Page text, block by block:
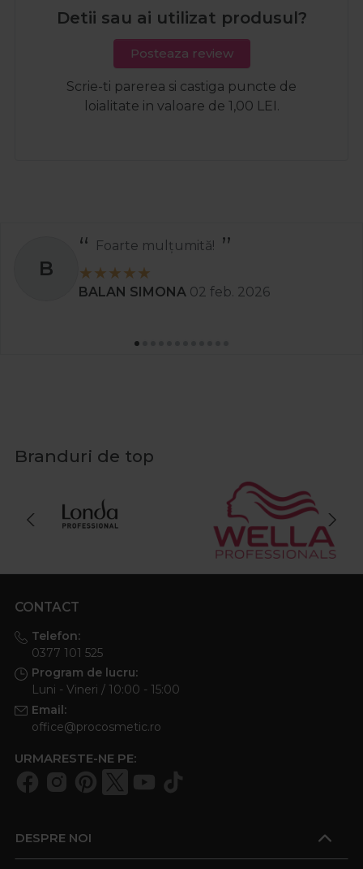
Detii sau ai utilizat produsul?
Posteaza review
Scrie-ti parerea si castiga puncte de
loialitate in valoare de 1,00 LEI.
02 feb. 2026
Branduri de top
CONTACT
Telefon:
0377 101 525
Program de lucru:
Luni - Vineri / 10:00 - 15:00
Email:
office@procosmetic.ro
URMARESTE-NE PE:
DESPRE NOI